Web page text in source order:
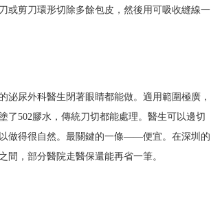
剪刀環形切除多餘包皮，然後用可吸收縫線一
尿外科醫生閉著眼睛都能做。適用範圍極廣，
了502膠水，傳統刀切都能處理。醫生可以邊切
做得很自然。最關鍵的一條——便宜。在深圳的
間，部分醫院走醫保還能再省一筆。